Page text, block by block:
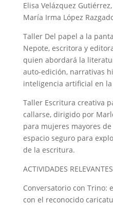
Elisa Velázquez
María Irma López
Taller Del papel a la
Nepote, escritora y
quien abordará la
auto-edición, narrativas
inteligencia artificial en
Taller Escritura creativa
callarse, dirigido por
para mujeres mayores
espacio seguro para
de la escritura.
ACTIVIDADES RELEVANTES
Conversatorio con Trino:
con el reconocido